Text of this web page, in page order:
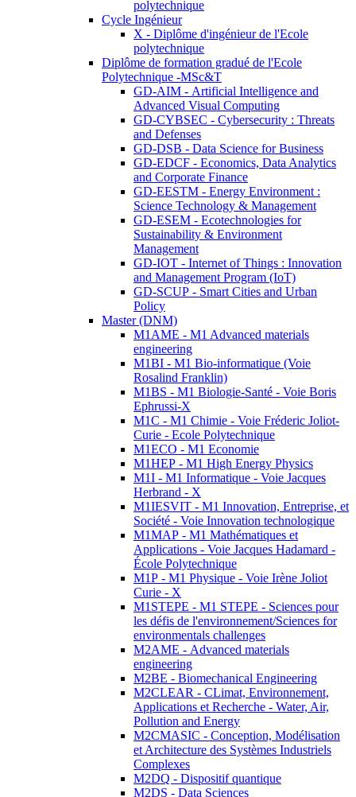
polytechnique
Cycle Ingénieur
X - Diplôme d'ingénieur de l'Ecole
polytechnique
Diplôme de formation gradué de l'Ecole
Polytechnique -MSc&T
GD-AIM - Artificial Intelligence and
Advanced Visual Computing
GD-CYBSEC - Cybersecurity : Threats
and Defenses
GD-DSB - Data Science for Business
GD-EDCF - Economics, Data Analytics
and Corporate Finance
GD-EESTM - Energy Environment :
Science Technology & Management
GD-ESEM - Ecotechnologies for
Sustainability & Environment
Management
GD-IOT - Internet of Things : Innovation
and Management Program (IoT)
GD-SCUP - Smart Cities and Urban
Policy
Master (DNM)
M1AME - M1 Advanced materials
engineering
M1BI - M1 Bio-informatique (Voie
Rosalind Franklin)
M1BS - M1 Biologie-Santé - Voie Boris
Ephrussi-X
M1C - M1 Chimie - Voie Fréderic Joliot-
Curie - Ecole Polytechnique
M1ECO - M1 Economie
M1HEP - M1 High Energy Physics
M1I - M1 Informatique - Voie Jacques
Herbrand - X
M1IESVIT - M1 Innovation, Entreprise, et
Société - Voie Innovation technologique
M1MAP - M1 Mathématiques et
Applications - Voie Jacques Hadamard -
École Polytechnique
M1P - M1 Physique - Voie Irène Joliot
Curie - X
M1STEPE - M1 STEPE - Sciences pour
les défis de l'environnement/Sciences for
environmentals challenges
M2AME - Advanced materials
engineering
M2BE - Biomechanical Engineering
M2CLEAR - CLimat, Environnement,
Applications et Recherche - Water, Air,
Pollution and Energy
M2CMASIC - Conception, Modélisation
et Architecture des Systèmes Industriels
Complexes
M2DQ - Dispositif quantique
M2DS - Data Sciences